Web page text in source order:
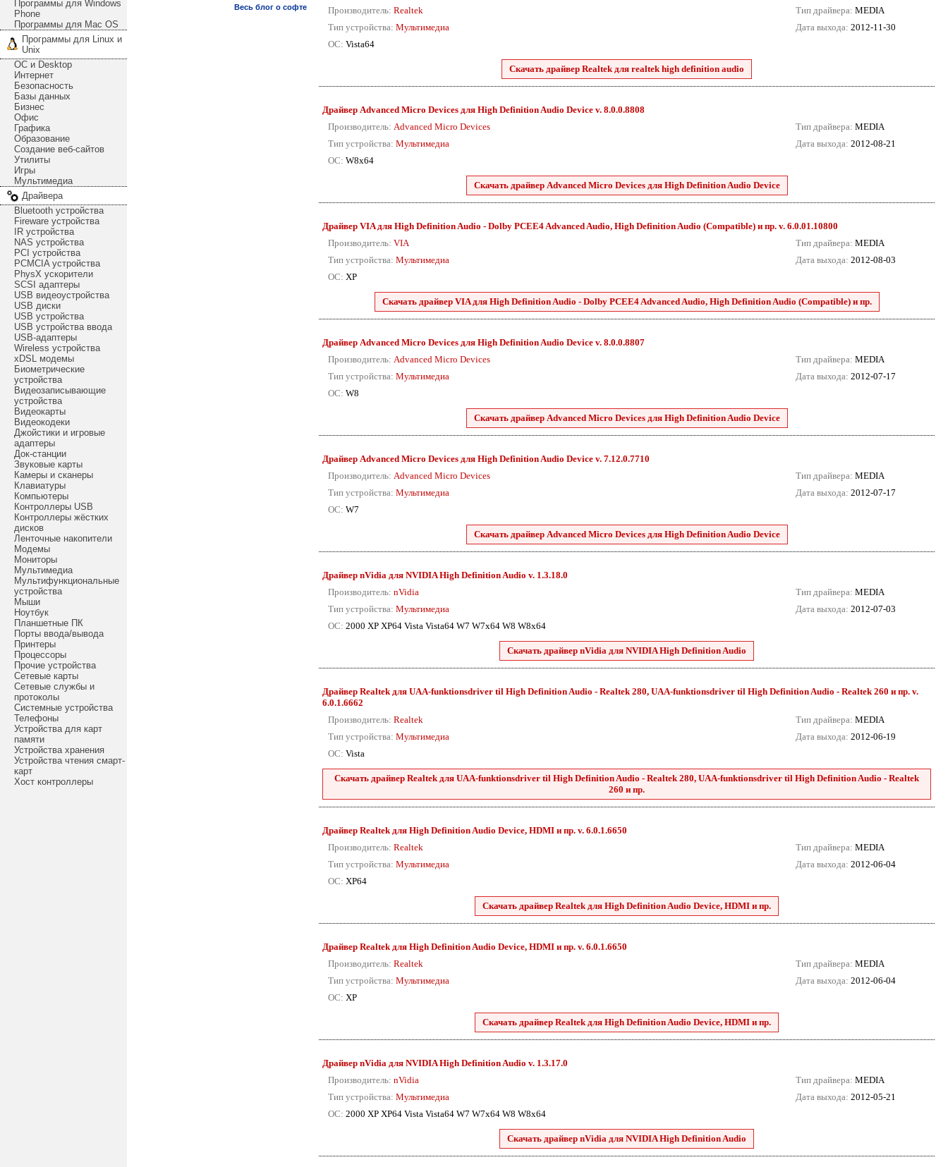
Программы для Windows
Phone
Программы для Mac OS
Программы для Linux и
Unix
ОС и Desktop
Интернет
Безопасность
Базы данных
Бизнес
Офис
Графика
Образование
Создание веб-сайтов
Утилиты
Игры
Мультимедиа
Драйвера
Bluetooth устройства
Fireware устройства
IR устройства
NAS устройства
PCI устройства
PCMCIA устройства
PhysX ускорители
SCSI адаптеры
USB видеоустройства
USB диски
USB устройства
USB устройства ввода
USB-адаптеры
Wireless устройства
xDSL модемы
Биометрические
устройства
Видеозаписывающие
устройства
Видеокарты
Видеокодеки
Джойстики и игровые
адаптеры
Док-станции
Звуковые карты
Камеры и сканеры
Клавиатуры
Компьютеры
Контроллеры USB
Контроллеры жёстких
дисков
Ленточные накопители
Модемы
Мониторы
Мультимедиа
Мультифункциональные
устройства
Мыши
Ноутбук
Планшетные ПК
Порты ввода/вывода
Принтеры
Процессоры
Прочие устройства
Сетевые карты
Сетевые службы и
протоколы
Системные устройства
Телефоны
Устройства для карт
памяти
Устройства хранения
Устройства чтения смарт-
карт
Хост контроллеры
Весь блог о софте
Производитель: Realtek
Тип устройства: Мультимедиа
ОС: Vista64
Тип драйвера: MEDIA
Дата выхода: 2012-11-30
Скачать драйвер Realtek для realtek high definition audio
Драйвер Advanced Micro Devices для High Definition Audio Device v. 8.0.0.8808
Производитель: Advanced Micro Devices
Тип устройства: Мультимедиа
ОС: W8x64
Тип драйвера: MEDIA
Дата выхода: 2012-08-21
Скачать драйвер Advanced Micro Devices для High Definition Audio Device
Драйвер VIA для High Definition Audio - Dolby PCEE4 Advanced Audio, High Definition Audio (Compatible) и пр. v. 6.0.01.10800
Производитель: VIA
Тип устройства: Мультимедиа
ОС: XP
Тип драйвера: MEDIA
Дата выхода: 2012-08-03
Скачать драйвер VIA для High Definition Audio - Dolby PCEE4 Advanced Audio, High Definition Audio (Compatible) и пр.
Драйвер Advanced Micro Devices для High Definition Audio Device v. 8.0.0.8807
Производитель: Advanced Micro Devices
Тип устройства: Мультимедиа
ОС: W8
Тип драйвера: MEDIA
Дата выхода: 2012-07-17
Скачать драйвер Advanced Micro Devices для High Definition Audio Device
Драйвер Advanced Micro Devices для High Definition Audio Device v. 7.12.0.7710
Производитель: Advanced Micro Devices
Тип устройства: Мультимедиа
ОС: W7
Тип драйвера: MEDIA
Дата выхода: 2012-07-17
Скачать драйвер Advanced Micro Devices для High Definition Audio Device
Драйвер nVidia для NVIDIA High Definition Audio v. 1.3.18.0
Производитель: nVidia
Тип устройства: Мультимедиа
ОС: 2000 XP XP64 Vista Vista64 W7 W7x64 W8 W8x64
Тип драйвера: MEDIA
Дата выхода: 2012-07-03
Скачать драйвер nVidia для NVIDIA High Definition Audio
Драйвер Realtek для UAA-funktionsdriver til High Definition Audio - Realtek 280, UAA-funktionsdriver til High Definition Audio - Realtek 260 и пр. v.
6.0.1.6662
Производитель: Realtek
Тип устройства: Мультимедиа
ОС: Vista
Тип драйвера: MEDIA
Дата выхода: 2012-06-19
Скачать драйвер Realtek для UAA-funktionsdriver til High Definition Audio - Realtek 280, UAA-funktionsdriver til High Definition Audio - Realtek
260 и пр.
Драйвер Realtek для High Definition Audio Device, HDMI и пр. v. 6.0.1.6650
Производитель: Realtek
Тип устройства: Мультимедиа
ОС: XP64
Тип драйвера: MEDIA
Дата выхода: 2012-06-04
Скачать драйвер Realtek для High Definition Audio Device, HDMI и пр.
Драйвер Realtek для High Definition Audio Device, HDMI и пр. v. 6.0.1.6650
Производитель: Realtek
Тип устройства: Мультимедиа
ОС: XP
Тип драйвера: MEDIA
Дата выхода: 2012-06-04
Скачать драйвер Realtek для High Definition Audio Device, HDMI и пр.
Драйвер nVidia для NVIDIA High Definition Audio v. 1.3.17.0
Производитель: nVidia
Тип устройства: Мультимедиа
ОС: 2000 XP XP64 Vista Vista64 W7 W7x64 W8 W8x64
Тип драйвера: MEDIA
Дата выхода: 2012-05-21
Скачать драйвер nVidia для NVIDIA High Definition Audio